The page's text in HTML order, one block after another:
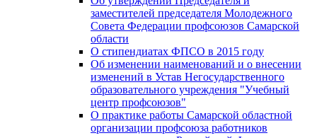
заместителей председателя Молодежного
Совета Федерации профсоюзов Самарской
области
О стипендиатах ФПСО в 2015 году
Об изменении наименований и о внесении
изменений в Устав Негосударственного
образовательного учреждения "Учебный
центр профсоюзов"
О практике работы Самарской областной
организации профсоюза работников